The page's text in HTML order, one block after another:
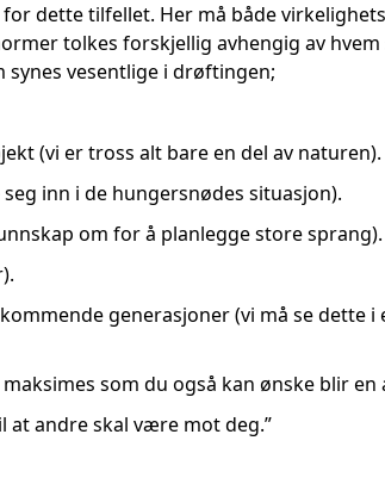
dette tilfellet. Her må både
tolkes forskjellig avhengig av
vesentlige i drøftingen;
(vi er tross alt bare en del av naturen).
inn i de hungersnødes situasjon).
om for å planlegge store sprang).
generasjoner (vi må se dette i
som du også kan ønske blir en
andre skal være mot deg.”